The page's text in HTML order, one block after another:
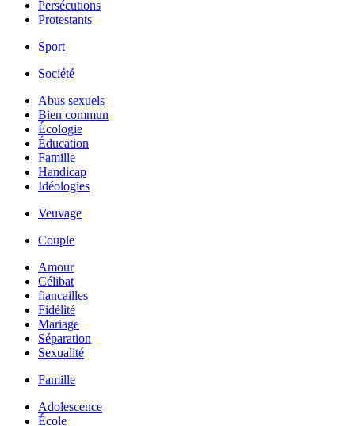
Persécutions
Protestants
Sport
Société
Abus sexuels
Bien commun
Écologie
Éducation
Famille
Handicap
Idéologies
Veuvage
Couple
Amour
Célibat
fiancailles
Fidélité
Mariage
Séparation
Sexualité
Famille
Adolescence
École